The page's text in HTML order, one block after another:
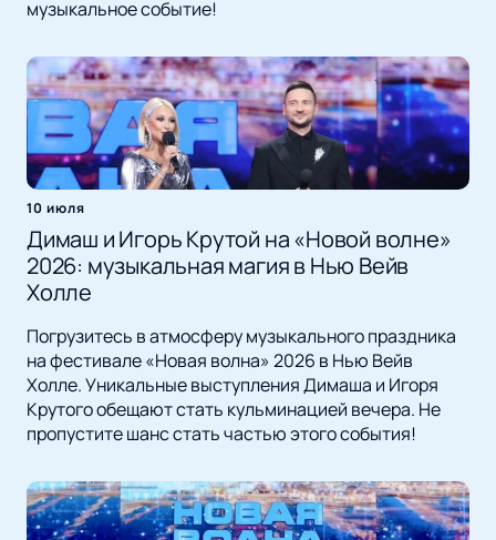
музыкальное событие!
10 июля
Димаш и Игорь Крутой на «Новой волне»
2026: музыкальная магия в Нью Вейв
Холле
Погрузитесь в атмосферу музыкального праздника
на фестивале «Новая волна» 2026 в Нью Вейв
Холле. Уникальные выступления Димаша и Игоря
Крутого обещают стать кульминацией вечера. Не
пропустите шанс стать частью этого события!